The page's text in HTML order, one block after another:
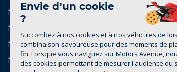
Notre histoire
Notre réseau de concessions
Notre réseau de marques
Nous rejoindre